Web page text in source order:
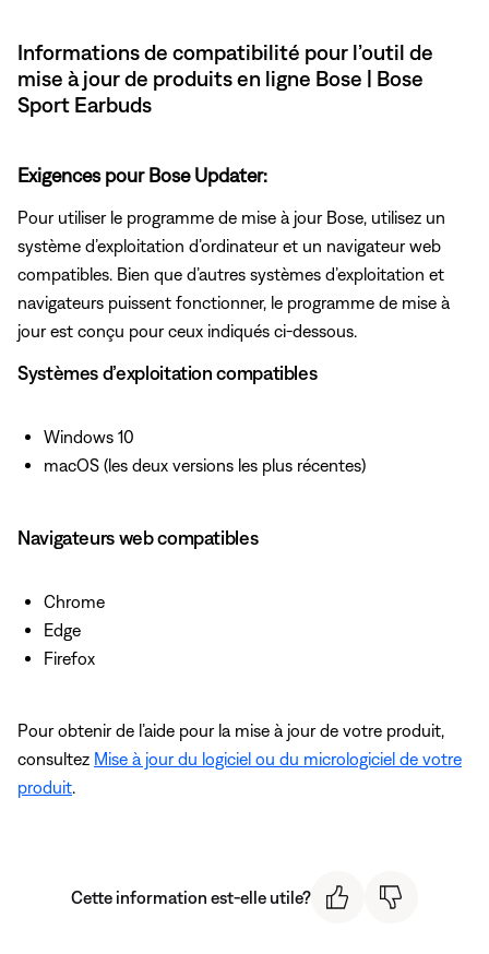
Informations de compatibilité pour l’outil de
mise à jour de produits en ligne Bose | Bose
Sport Earbuds
Exigences pour Bose Updater:
Pour utiliser le programme de mise à jour Bose, utilisez un
système d’exploitation d’ordinateur et un navigateur web
compatibles. Bien que d’autres systèmes d’exploitation et
navigateurs puissent fonctionner, le programme de mise à
jour est conçu pour ceux indiqués ci-dessous.
Systèmes d’exploitation compatibles
Windows 10
macOS (les deux versions les plus récentes)
Navigateurs web compatibles
Chrome
Edge
Firefox
Pour obtenir de l’aide pour la mise à jour de votre produit,
consultez Mise à jour du logiciel ou du micrologiciel de votre
produit.
Cette information est-elle utile?